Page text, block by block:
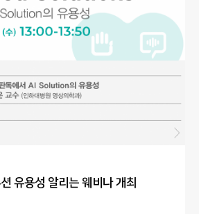
유용성 알리는 웨비나 개최